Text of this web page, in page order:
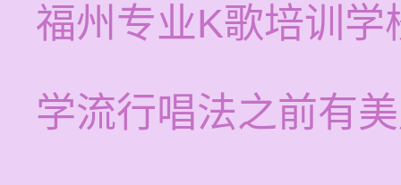
福州专业K歌培训学
学流行唱法之前有